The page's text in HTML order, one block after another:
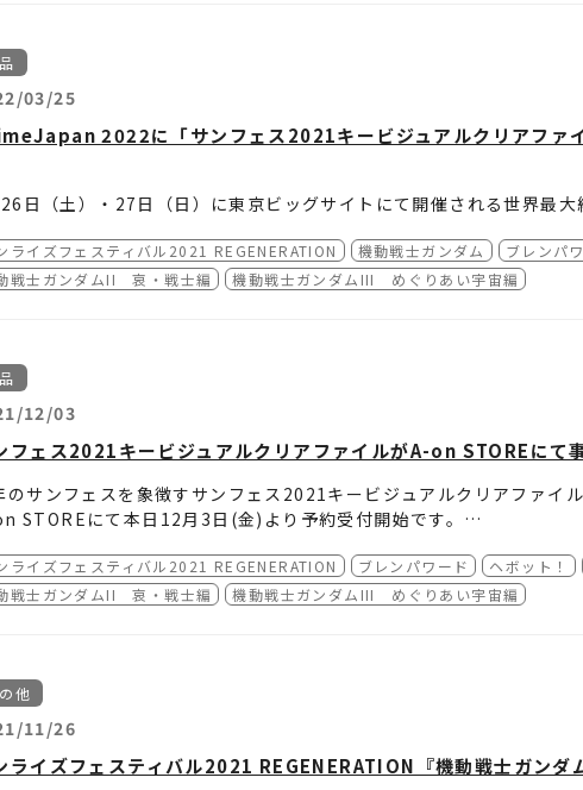
松基さんが登壇しました。
の詳細は、
03/25
2022に「サンフェス2021キービジュアルクリアファ
日（土）・27日（日）に東京ビッグサイトにて開催される世界最
！
2022 バンダイナムコ グループブース特設ページ
土）9:00～4月20日（水）23:59となっていますので、この機会をお
Japan 2022 A-on STORE物販カタログ / 通販ページ
ライズフェスティバル2021 REGENERATION 機動戦士ガンダム ブレンパ
戦士ガンダムII 哀・戦士編
機動戦士ガンダムIII めぐりあい宇宙編
12/03
フェス2021キービジュアルクリアファイルがA-on STOREにて
のサンフェスを象徴すサンフェス2021キービジュアルクリアファイ
STOREにて本日12月3日(金)より予約受付開始です。
この機会に手に入れてください!!
a-onstore.jp/item/item-1000222529/
ライズフェスティバル2021 REGENERATION ブレンパワード ヘボット！
戦士ガンダムII 哀・戦士編
機動戦士ガンダムIII めぐりあい宇宙編
他
11/26
ライズフェスティバル2021 REGENERATION『機動戦士ガンダ